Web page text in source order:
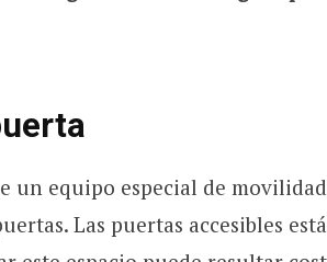
un equipo especial de
Las puertas accesibles